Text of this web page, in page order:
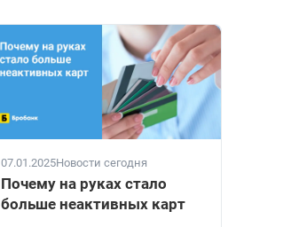
07.01.2025Новости сегодня
Почему на руках стало
больше неактивных карт